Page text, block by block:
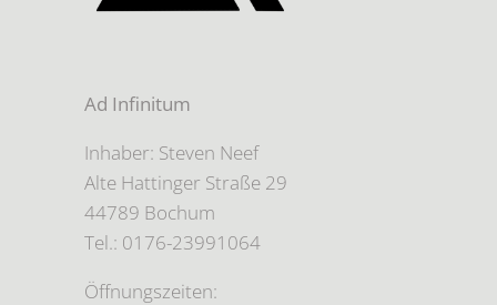
Ad Infinitum
Inhaber: Steven Neef
Alte Hattinger Straße 29
44789 Bochum
Tel.: 0176-23991064
Öffnungszeiten: